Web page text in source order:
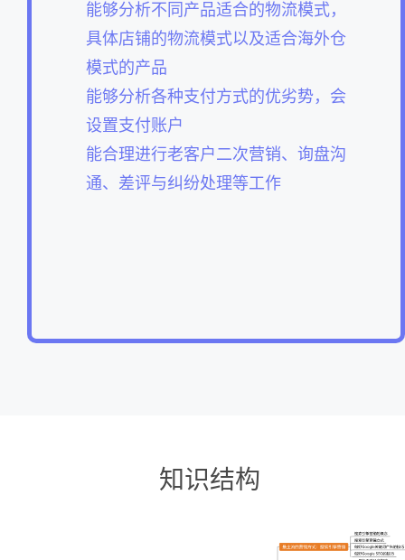
能够分析不同产品适合的物流模式，
具体店铺的物流模式以及适合海外仓
模式的产品
能够分析各种支付方式的优劣势，会
设置支付账户
能合理进行老客户二次营销、询盘沟
通、差评与纠纷处理等工作
知识结构